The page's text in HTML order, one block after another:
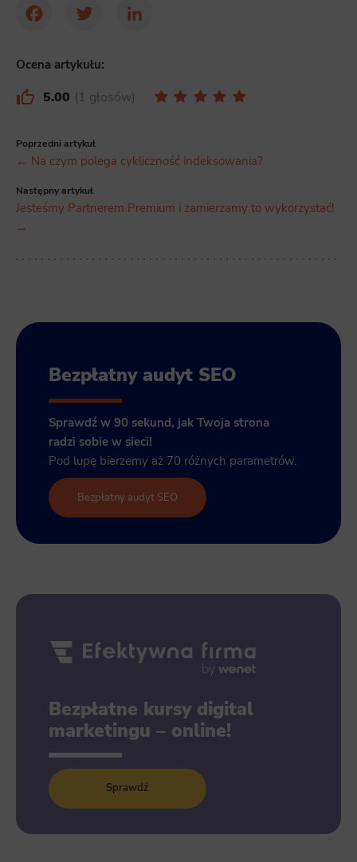
FacebookTwitter LinkedIn
Ocena artykułu:
5.00 1 głosów
Poprzedni artykuł
← Na czym polega cykliczność indeksowania?
Następny artykuł
Jesteśmy Partnerem Premium i zamierzamy to wykorzystać!
→
Bezpłatny audyt SEO
Sprawdź w 90 sekund, jak Twoja strona
radzi sobie w sieci!
Pod lupę bierzemy aż 70 różnych parametrów.
Bezpłatny audyt SEO
Bezpłatne kursy digital
marketingu – online!
Sprawdź